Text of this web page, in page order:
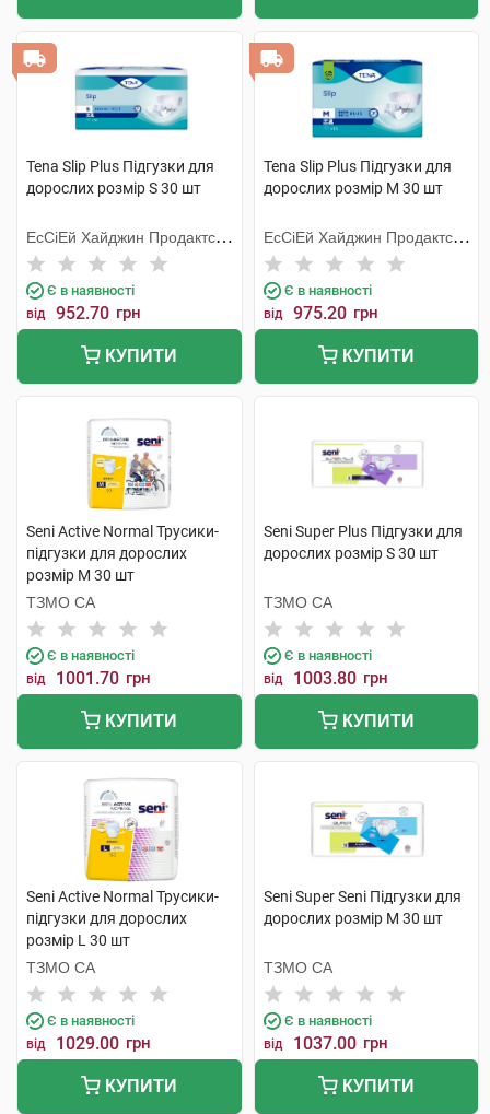
Tena Slip Plus Підгузки для
дорослих розмір S 30 шт
ЕсСіЕй Хайджин Продактс
Хугезанд
Є в наявності
від 952.70 грн
КУПИТИ
Tena Slip Plus Підгузки для
дорослих розмір M 30 шт
ЕсСіЕй Хайджин Продактс
Хугезанд
Є в наявності
від 975.20 грн
КУПИТИ
Seni Active Normal Трусики-
підгузки для дорослих
розмір М 30 шт
ТЗМО СА
Є в наявності
від 1001.70 грн
КУПИТИ
Seni Super Plus Підгузки для
дорослих розмір S 30 шт
ТЗМО СА
Є в наявності
від 1003.80 грн
КУПИТИ
Seni Active Normal Трусики-
підгузки для дорослих
розмір L 30 шт
ТЗМО СА
Є в наявності
від 1029.00 грн
КУПИТИ
Seni Super Seni Підгузки для
дорослих розмір M 30 шт
ТЗМО СА
Є в наявності
від 1037.00 грн
КУПИТИ